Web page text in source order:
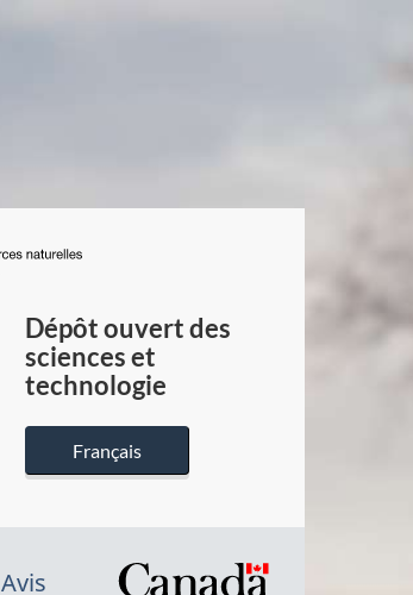
du
Canada
Dépôt ouvert des
sciences et
technologie
Français
Avis
/